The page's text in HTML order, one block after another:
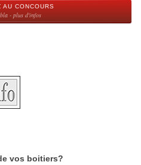
AU CONCOURS
- plus d'infos
vos boitiers?